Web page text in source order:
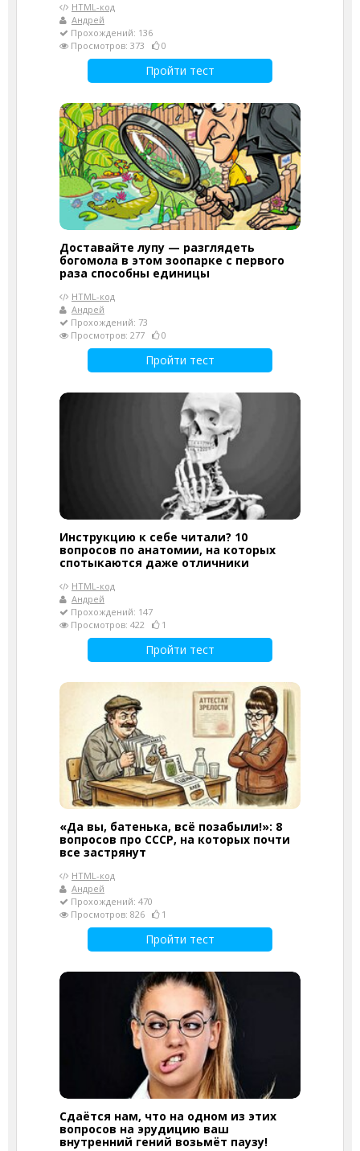
HTML-код
Андрей
Прохождений: 136
Просмотров: 373
0
Пройти тест
Доставайте лупу — разглядеть
богомола в этом зоопарке с первого
раза способны единицы
HTML-код
Андрей
Прохождений: 73
Просмотров: 277
0
Пройти тест
Инструкцию к себе читали? 10
вопросов по анатомии, на которых
спотыкаются даже отличники
HTML-код
Андрей
Прохождений: 147
Просмотров: 422
1
Пройти тест
«Да вы, батенька, всё позабыли!»: 8
вопросов про СССР, на которых почти
все застрянут
HTML-код
Андрей
Прохождений: 470
Просмотров: 826
1
Пройти тест
Сдаётся нам, что на одном из этих
вопросов на эрудицию ваш
внутренний гений возьмёт паузу!